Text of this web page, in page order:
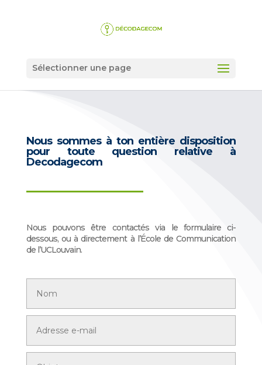
Sélectionner une page
Nous sommes à ton entière disposition
pour toute question relative à
Decodagecom
Nous pouvons être contactés via le formulaire ci-
dessous, ou à directement à l’École de Communication
de l’UCLouvain.